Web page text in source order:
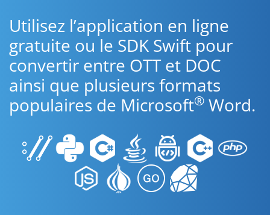
Utilisez l’application en ligne
gratuite ou le SDK Swift pour
convertir entre OTT et DOC
ainsi que plusieurs formats
populaires de Microsoft® Word.